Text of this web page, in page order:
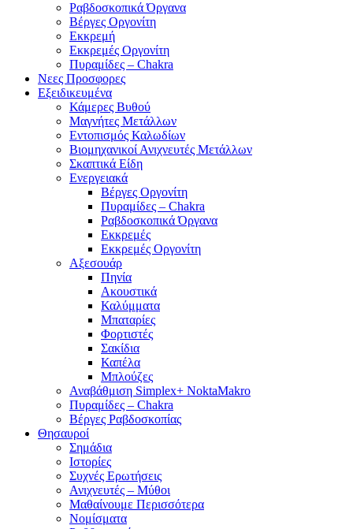
Ραβδοσκοπικά Όργανα
Βέργες Οργονίτη
Εκκρεμή
Εκκρεμές Οργονίτη
Πυραμίδες – Chakra
Νεες Προσφορες
Εξειδικευμένα
Κάμερες Βυθού
Μαγνήτες Μετάλλων
Εντοπισμός Καλωδίων
Βιομηχανικοί Ανιχνευτές Μετάλλων
Σκαπτικά Είδη
Ενεργειακά
Βέργες Οργονίτη
Πυραμίδες – Chakra
Ραβδοσκοπικά Όργανα
Εκκρεμές
Εκκρεμές Οργονίτη
Αξεσουάρ
Πηνία
Ακουστικά
Καλύμματα
Μπαταρίες
Φορτιστές
Σακίδια
Καπέλα
Μπλούζες
Αναβάθμιση Simplex+ NoktaMakro
Πυραμίδες – Chakra
Βέργες Ραβδοσκοπίας
Θησαυροί
Σημάδια
Ιστορίες
Συχνές Ερωτήσεις
Ανιχνευτές – Μύθοι
Μαθαίνουμε Περισσότερα
Νομίσματα